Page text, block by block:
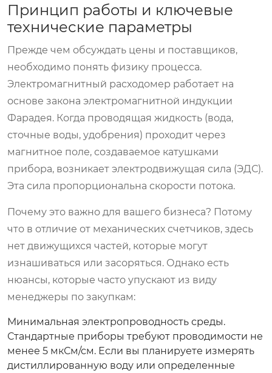
Принцип работы и ключевые
технические параметры
Прежде чем обсуждать цены и поставщиков,
необходимо понять физику процесса.
Электромагнитный расходомер работает на
основе закона электромагнитной индукции
Фарадея. Когда проводящая жидкость (вода,
сточные воды, удобрения) проходит через
магнитное поле, создаваемое катушками
прибора, возникает электродвижущая сила (ЭДС).
Эта сила пропорциональна скорости потока.
Почему это важно для вашего бизнеса? Потому
что в отличие от механических счетчиков, здесь
нет движущихся частей, которые могут
изнашиваться или засоряться. Однако есть
нюансы, которые часто упускают из виду
менеджеры по закупкам:
Минимальная электропроводность среды.
Стандартные приборы требуют проводимости не
менее 5 мкСм/см. Если вы планируете измерять
дистиллированную воду или определенные